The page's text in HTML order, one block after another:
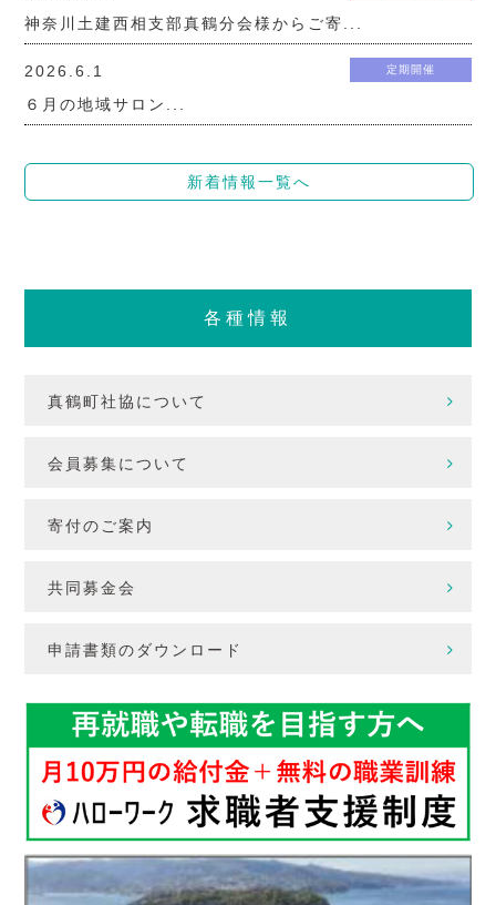
神奈川土建西相支部真鶴分会様からご寄...
2026.6.1 定期開催
６月の地域サロン...
新着情報一覧へ
各種情報
真鶴町社協について
会員募集について
寄付のご案内
共同募金会
申請書類のダウンロード